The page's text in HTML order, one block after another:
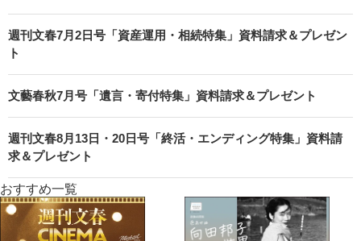
週刊文春7月2日号「資産運用・相続特集」資料請求＆プレゼン
ト
文藝春秋7月号「遺言・寄付特集」資料請求＆プレゼント
週刊文春8月13日・20日号「終活・エンディング特集」資料請
求＆プレゼント
おすすめ一覧